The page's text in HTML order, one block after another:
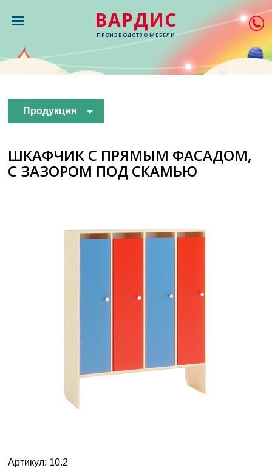
ВАРДИС
ПРОИЗВОДСТВО МЕБЕЛИ
Продукция
ШКАФЧИК С ПРЯМЫМ ФАСАДОМ,
С ЗАЗОРОМ ПОД СКАМЬЮ
Артикул: 10.2